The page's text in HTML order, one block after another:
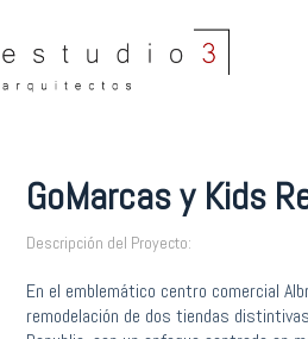
contenido
GoMarcas y Kids
Descripción del Proyecto:
En el emblemático centro comercial
remodelación de dos tiendas